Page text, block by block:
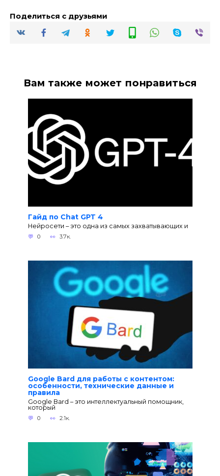
Поделиться с друзьями
Вам также может понравиться
Гайд по Chat GPT 4
Нейросети – это одна из самых захватывающих и
0 3.7к.
Google Bard для работы с контентом:
особенности, технические данные и
правила
Google Bard – это интеллектуальный помощник,
который
0 2.1к.